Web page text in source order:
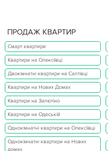
ПРОДАЖ КВАРТИР
Смарт квартири
Квартири на Олексіївці
Двокімнатні квартири на Салтівці
Квартири на Нових Домах
Квартири на Залютіно
Квартири на Одеській
Однокімнатні квартири на Олексіївці
Однокімнатні квартири на Нових
домах